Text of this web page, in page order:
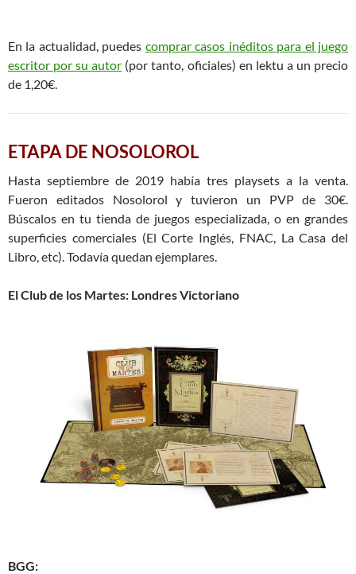
En la actualidad, puedes comprar casos inéditos para el juego
escritor por su autor (por tanto, oficiales) en lektu a un precio
de 1,20€.
ETAPA DE NOSOLOROL
Hasta septiembre de 2019 había tres playsets a la venta.
Fueron editados Nosolorol y tuvieron un PVP de 30€.
Búscalos en tu tienda de juegos especializada, o en grandes
superficies comerciales (El Corte Inglés, FNAC, La Casa del
Libro, etc). Todavía quedan ejemplares.
El Club de los Martes: Londres Victoriano
BGG: